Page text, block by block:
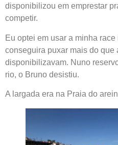
disponibilizou em emprestar
competir.
Eu optei em usar a minha
conseguira puxar mais do
disponibilizavam. Nuno
rio, o Bruno desistiu.
A largada era na Praia do